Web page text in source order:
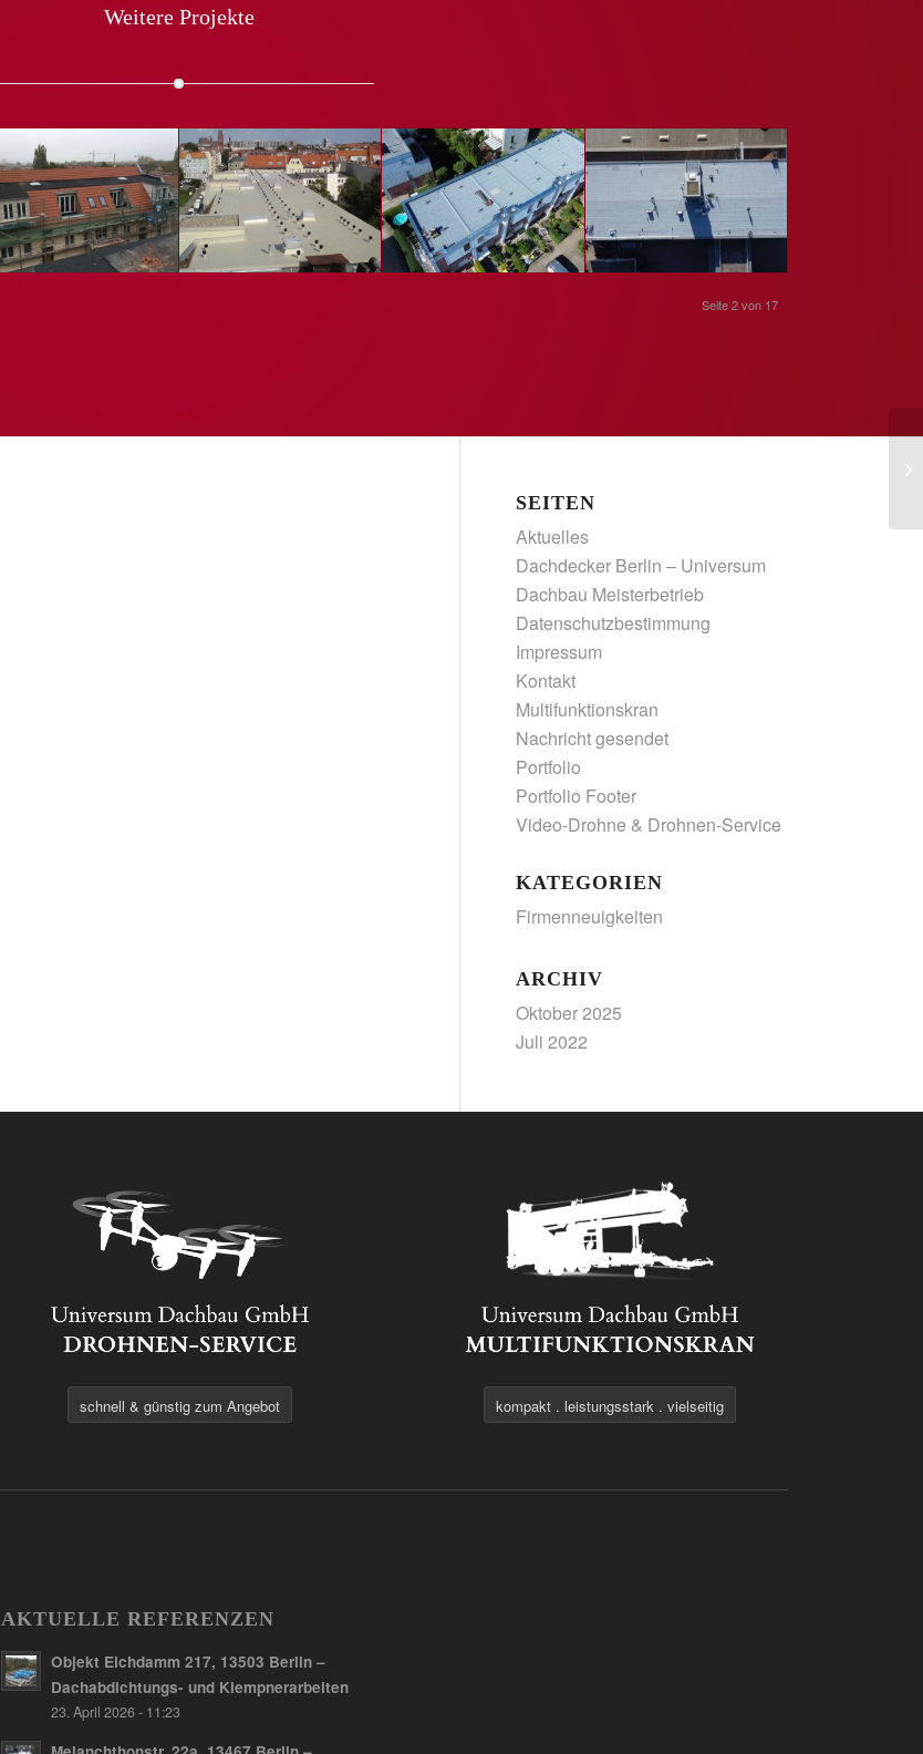
Weitere Projekte
Seite 2 von 17
SEITEN
Aktuelles
Dachdecker Berlin – Universum
Dachbau Meisterbetrieb
Datenschutzbestimmung
Impressum
Kontakt
Multifunktionskran
Nachricht gesendet
Portfolio
Portfolio Footer
Video-Drohne & Drohnen-Service
KATEGORIEN
Firmenneuigkeiten
ARCHIV
Oktober 2025
Juli 2022
schnell & günstig zum Angebot kompakt . leistungsstark . vielseitig
AKTUELLE REFERENZEN
Objekt Elchdamm 217, 13503 Berlin –
Dachabdichtungs- und Klempnerarbeiten
23. April 2026 - 11:23